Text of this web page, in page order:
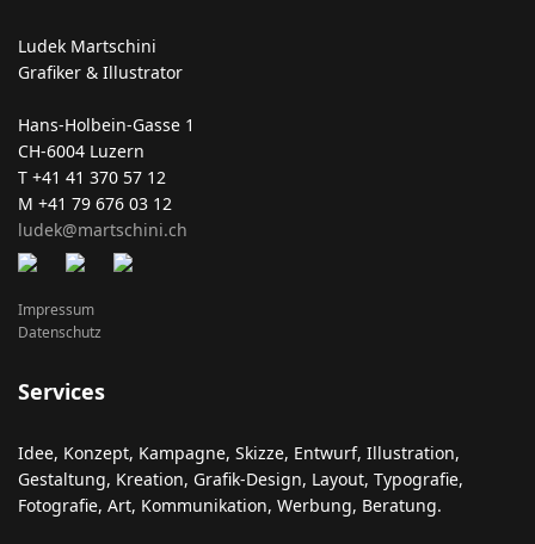
Ludek Martschini
Grafiker & Illustrator
Hans-Holbein-Gasse 1
CH-6004 Luzern
T +41 41 370 57 12
M +41 79 676 03 12
ludek@martschini.ch
Impressum
Datenschutz
Services
Idee, Konzept, Kampagne, Skizze, Entwurf, Illustration,
Gestaltung, Kreation, Grafik-Design, Layout, Typografie,
Fotografie, Art, Kommunikation, Werbung, Beratung.